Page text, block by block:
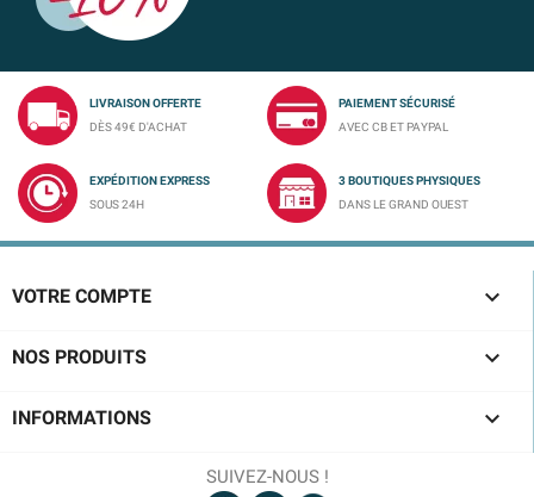
LIVRAISON OFFERTE
DÈS 49€ D'ACHAT
PAIEMENT SÉCURISÉ
AVEC CB ET PAYPAL
EXPÉDITION EXPRESS
SOUS 24H
3 BOUTIQUES PHYSIQUES
DANS LE GRAND OUEST
VOTRE COMPTE 
NOS PRODUITS 
INFORMATIONS 
SUIVEZ-NOUS !